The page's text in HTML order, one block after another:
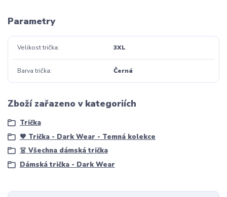
Parametry
Velikost trička 3XL
Barva trička Černá
Zboží zařazeno v kategoriích
Trička
🖤 Trička - Dark Wear - Temná kolekce
👗 Všechna dámská trička
Dámská trička - Dark Wear